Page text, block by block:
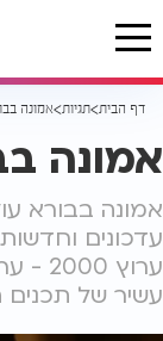
דף הבית תגיות אמונה
אמונה
אמונה בבורא
עדכונים
עשיר של